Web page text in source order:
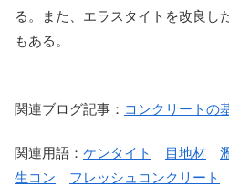
る。また、エラスタイトを改良し
もある。
関連ブログ記事： コンクリートの
関連用語： ケンタイト 目地材
生コン
フレッシュコンクリート